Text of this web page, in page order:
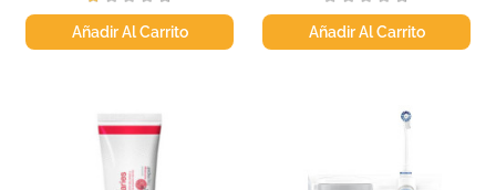
Añadir Al Carrito Añadir Al Carrito